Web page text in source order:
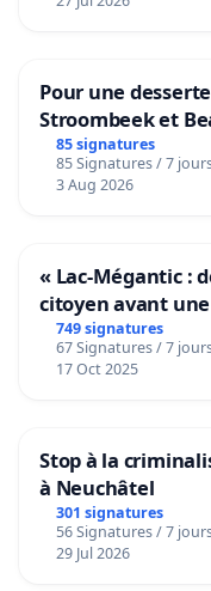
Pour une
Stroombeek et
bediening van
Voor
85 signatures
85 Signatures / 7
3 Aug 2026
« Lac-Mégantic :
citoyen avant
de notre territoire
749 signatures
67 Signatures / 7
17 Oct 2025
Stop à la
à Neuchâtel
301 signatures
56 Signatures / 7
29 Jul 2026